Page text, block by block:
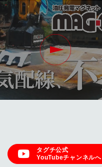
タグチ公式
YouTubeチャンネルへ